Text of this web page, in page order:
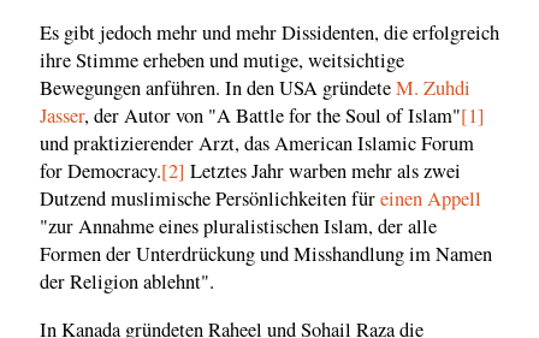
Es gibt jedoch mehr und mehr Dissidenten, die erfolgreich
ihre Stimme erheben und mutige, weitsichtige
Bewegungen anführen. In den USA gründeteM. Zuhdi
Jasser, der Autor von "A Battle for the Soul of Islam"[1]
und praktizierender Arzt, das American Islamic Forum
for Democracy.[2] Letztes Jahr warben mehr als zwei
Dutzend muslimische Persönlichkeiten füreinen Appell
"zur Annahme eines pluralistischen Islam, der alle
Formen der Unterdrückung und Misshandlung im Namen
der Religion ablehnt".
In Kanada gründeten Raheel und Sohail Raza die